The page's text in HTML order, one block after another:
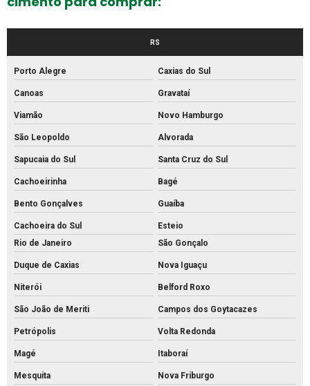
Fábrica de palanque de concreto
Fabrica de piso intertravado
Fábrica piso tátil concreto
Fábrica de tijolos de cimento
Fábrica de tubo de concreto
Fabricante de piso intertravado
Fornecedor de piso intertravado
Fornecedor de tubos de concreto
Grelha de concreto para canaleta
Grelha de concreto preço
Grelha de concreto
Intertravado de concreto comprar
RS
Porto Alegre Caxias do Sul
Canoas Gravataí
Viamão Novo Hamburgo
São Leopoldo Alvorada
Sapucaia do Sul Santa Cruz do Sul
Cachoeirinha Bagé
Bento Gonçalves Guaíba
Cachoeira do Sul
Esteio
Rio de Janeiro
São Gonçalo
Duque de Caxias Nova Iguaçu
Niterói Belford Roxo
São João de Meriti Campos dos Goytacazes
Petrópolis Volta Redonda
Magé Itaboraí
Mesquita Nova Friburgo